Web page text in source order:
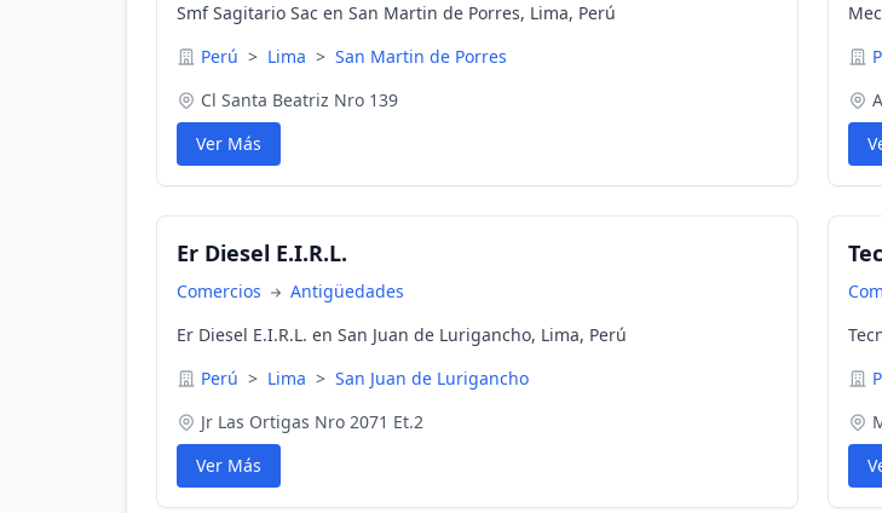
Smf Sagitario Sac en San Martin de Porres, Lima, Perú
Perú > Lima > San Martin de Porres
Cl Santa Beatriz Nro 139
Ver Más
Er Diesel E.I.R.L.
Comercios
Antigüedades
Er Diesel E.I.R.L. en San Juan de Lurigancho, Lima, Perú
Perú > Lima > San Juan de Lurigancho
Jr Las Ortigas Nro 2071 Et.2
Ver Más